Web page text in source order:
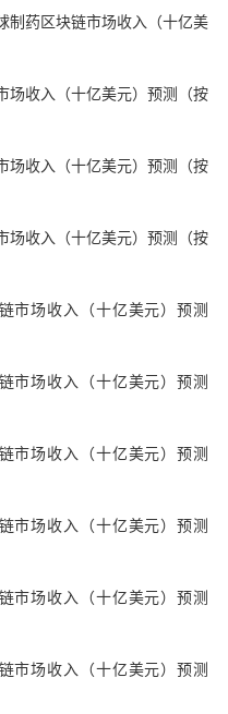
制药区块链市场收入（十亿美
场收入（十亿美元）预测（按
场收入（十亿美元）预测（按
场收入（十亿美元）预测（按
市场收入（十亿美元）预测
市场收入（十亿美元）预测
市场收入（十亿美元）预测
市场收入（十亿美元）预测
市场收入（十亿美元）预测
市场收入（十亿美元）预测